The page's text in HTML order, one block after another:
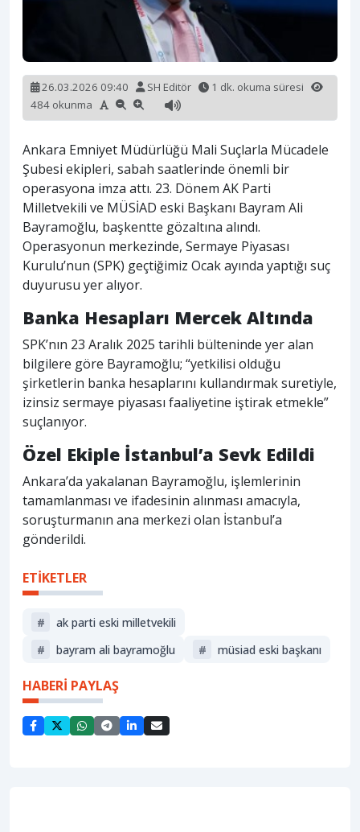
26.03.2026 09:40 SH Editör
1 dk. okuma süresi
484 okunma
Ankara Emniyet Müdürlüğü Mali Suçlarla Mücadele
Şubesi ekipleri, sabah saatlerinde önemli bir
operasyona imza attı. 23. Dönem AK Parti
Milletvekili ve MÜSİAD eski Başkanı Bayram Ali
Bayramoğlu, başkentte gözaltına alındı.
Operasyonun merkezinde, Sermaye Piyasası
Kurulu’nun (SPK) geçtiğimiz Ocak ayında yaptığı suç
duyurusu yer alıyor.
Banka Hesapları Mercek Altında
SPK’nın 23 Aralık 2025 tarihli bülteninde yer alan
bilgilere göre Bayramoğlu; “yetkilisi olduğu
şirketlerin banka hesaplarını kullandırmak suretiyle,
izinsiz sermaye piyasası faaliyetine iştirak etmekle”
suçlanıyor.
Özel Ekiple İstanbul’a Sevk Edildi
Ankara’da yakalanan Bayramoğlu, işlemlerinin
tamamlanması ve ifadesinin alınması amacıyla,
soruşturmanın ana merkezi olan İstanbul’a
gönderildi.
ETİKETLER
#
ak parti eski milletvekili
#
bayram ali bayramoğlu # müsiad eski başkanı
HABERİ PAYLAŞ